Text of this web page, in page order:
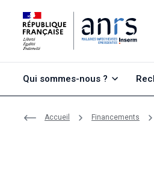
Qui sommes-nous ?
Accueil Financements